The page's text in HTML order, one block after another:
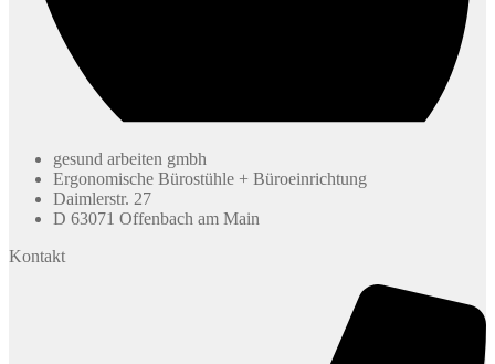
gesund arbeiten gmbh
Ergonomische Bürostühle + Büroeinrichtung
Daimlerstr. 27
D 63071 Offenbach am Main
Kontakt